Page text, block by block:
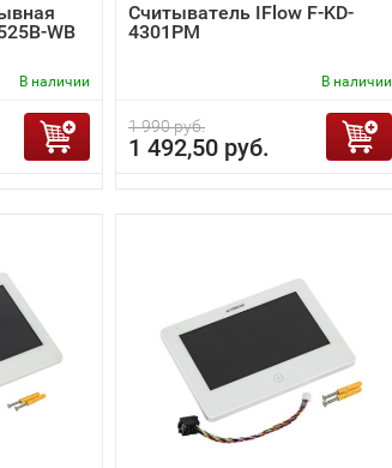
WB
В наличии
Считыватель IFlow F-KD-
4301PM
В наличии
1 990 руб.
1 492,50 руб.